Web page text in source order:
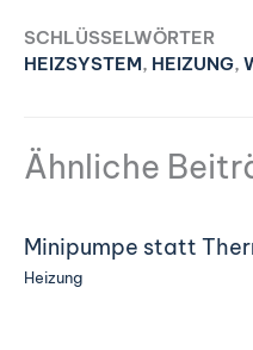
SCHLÜSSELWÖRTER
HEIZSYSTEM, HEIZUNG,
Ähnliche
Minipumpe statt
Heizung